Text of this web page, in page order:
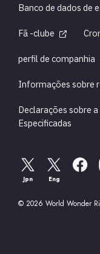
Banco de dados de
Fã -clube
perfil de companhia
Informações sobre
Declarações sobre
Especificadas
Jpn Eng
© 2026 World Wonder